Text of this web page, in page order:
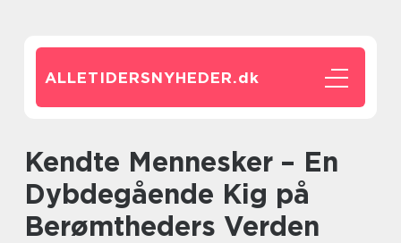
ALLETIDERSNYHEDER.dk
Kendte Mennesker – En
Dybdegående Kig på
Berømtheders Verden